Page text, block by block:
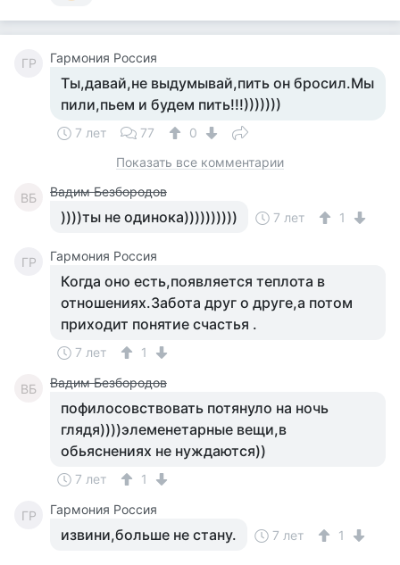
ГР Гармония Россия
Ты,давай,не выдумывай,пить он бросил.Мы
пили,пьем и будем пить!!!)))))))
7 лет 77
0
Показать все комментарии
ВБ Вадим Безбородов
))))ты не одинока)))))))))) 7 лет 1
ГР Гармония Россия
Когда оно есть,появляется теплота в
отношениях.Забота друг о друге,а потом
приходит понятие счастья .
7 лет 1
ВБ Вадим Безбородов
пофилосовствовать потянуло на ночь
глядя))))элеменетарные вещи,в
обьяснениях не нуждаются))
7 лет 1
ГР Гармония Россия
извини,больше не стану. 7 лет 1